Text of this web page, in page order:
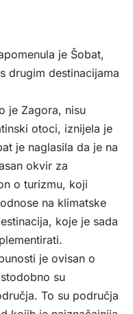
je Šobat,
drugim destinacijama
je Zagora, nisu
otoci, iznijela je
je naglasila da je na
okvir za
o turizmu, koji
na klimatske
koje je sada
je ovisan o
su
To su područja